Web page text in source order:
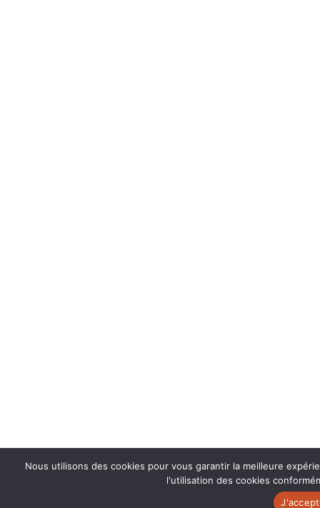
Nous utilisons des cookies pour vous garantir la meilleure
l'utilisation des cookies